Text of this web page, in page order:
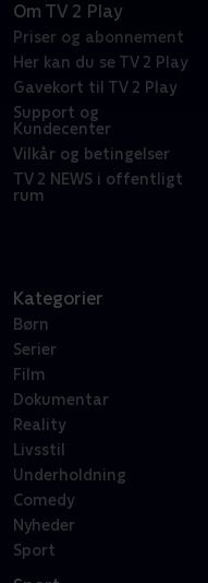
Om TV 2 Play
Priser og abonnement
Her kan du se TV 2 Play
Gavekort til TV 2 Play
Support og
Kundecenter
Vilkår og betingelser
TV 2 NEWS i offentligt
rum
Kategorier
Børn
Serier
Film
Dokumentar
Reality
Livsstil
Underholdning
Comedy
Nyheder
Sport